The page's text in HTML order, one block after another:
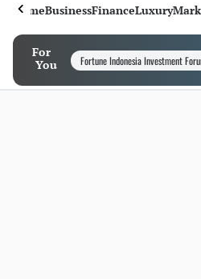
HomeBusinessFinanceLuxury
For
You
Fortune Indonesia Investment